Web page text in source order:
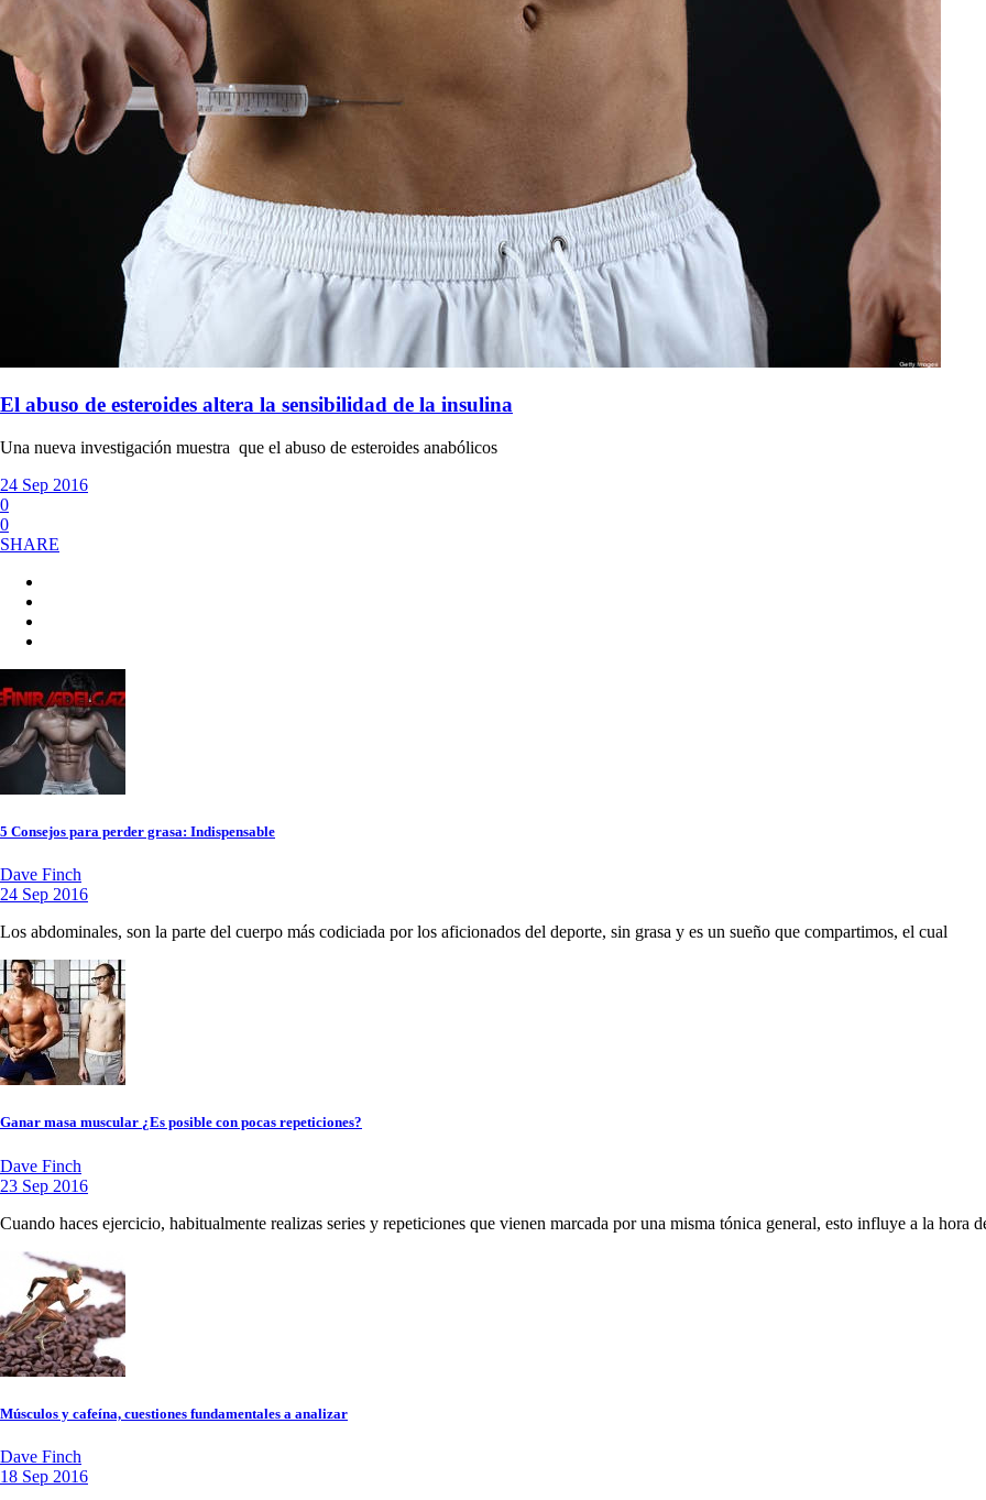
El abuso de esteroides altera la sensibilidad de la insulina
Una nueva investigación muestra que el abuso de esteroides anabólicos
24 Sep 2016
0
0
SHARE
5 Consejos para perder grasa: Indispensable
Dave Finch
24 Sep 2016
Los abdominales, son la parte del cuerpo más codiciada por los aficionados del deporte, sin grasa y es un sueño que compartimos, el cual
Ganar masa muscular ¿Es posible con pocas repeticiones?
Dave Finch
23 Sep 2016
Cuando haces ejercicio, habitualmente realizas series y repeticiones que vienen marcada por una misma tónica general, esto influye a la hora
Músculos y cafeína, cuestiones fundamentales a analizar
Dave Finch
18 Sep 2016